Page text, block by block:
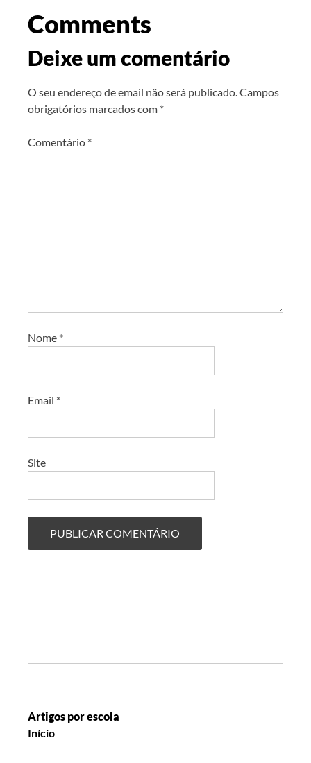
Comments
Deixe um comentário
O seu endereço de email não será publicado. Campos
obrigatórios marcados com *
Comentário *
Nome *
Email *
Site
Artigos por escola
Início